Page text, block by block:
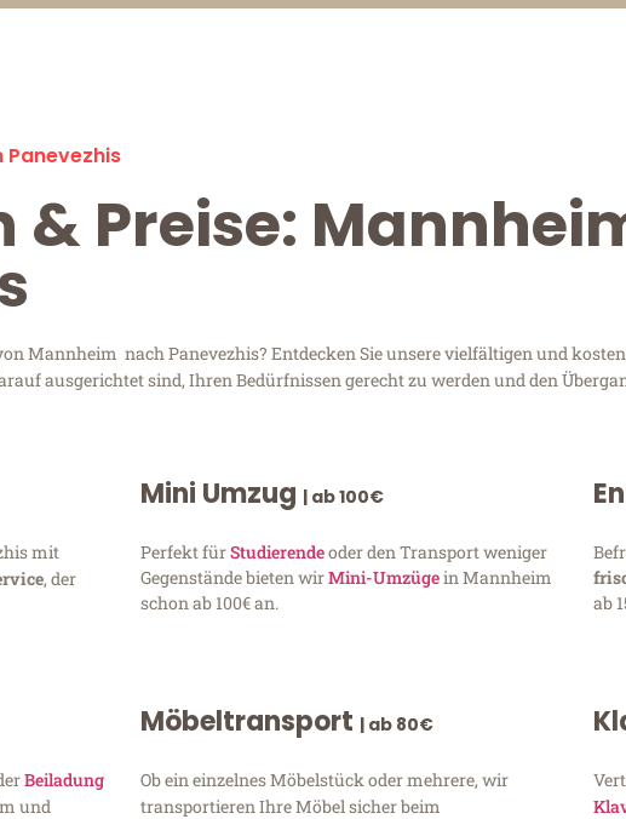
Panevezhis
& Preise:
Mannheim nach Panevezhis? Entdecken Sie unsere vielfältigen und
ausgerichtet sind, Ihren Bedürfnissen gerecht zu werden und den
mit
, der
Mini Umzug | ab 100€
Perfekt fürStudierendeoder den Transport weniger
Gegenstände bieten wirMini-Umzügein Mannheim
schon ab 100€ an.
ab
Beiladung
und
Möbeltransport | ab 80€
Ob ein einzelnes Möbelstück oder mehrere, wir
transportieren Ihre Möbel sicher beim